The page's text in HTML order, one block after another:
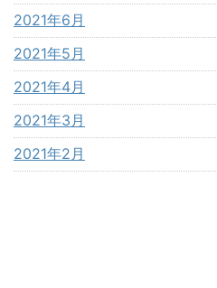
2021年6月
2021年5月
2021年4月
2021年3月
2021年2月